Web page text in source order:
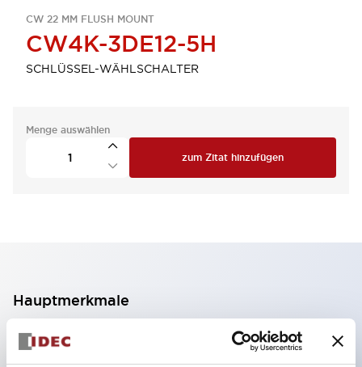
CW 22 MM FLUSH MOUNT
CW4K-3DE12-5H
SCHLÜSSEL-WÄHLSCHALTER
Menge auswählen
zum Zitat hinzufügen
Hauptmerkmale
2-Kontakt-Block mit 2 Stufen, ermöglicht eine 4-